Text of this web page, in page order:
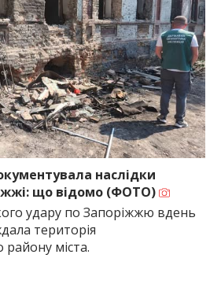
наслідки
що відомо (ФОТО)
удару по Запоріжжю вдень
територія
району міста.